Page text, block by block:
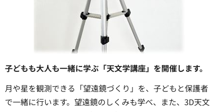
子どもも大人も一緒に学ぶ「天文学講座」を開催します。
月や星を観測できる「望遠鏡づくり」を、子どもと保護者
で一緒に行います。望遠鏡のしくみも学べ、また、3D天文